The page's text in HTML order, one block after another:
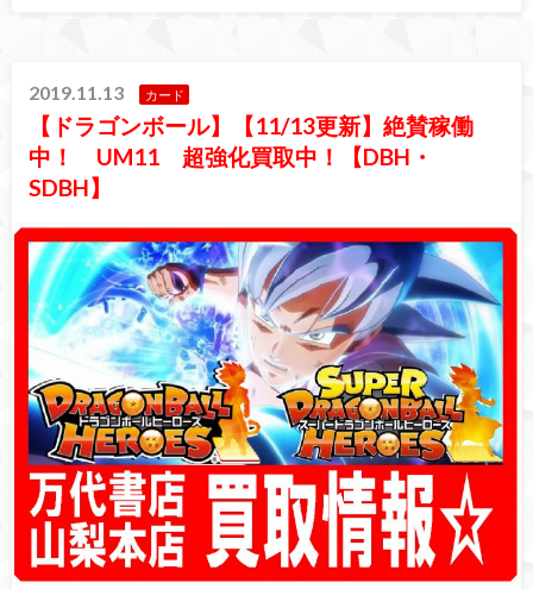
2019.11.13 カード
【ドラゴンボール】【11/13更新】絶賛稼働
中！ UM11 超強化買取中！【DBH・
SDBH】